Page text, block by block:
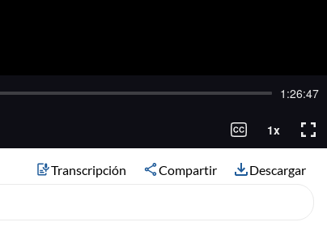
Transcripción Compartir Descargar